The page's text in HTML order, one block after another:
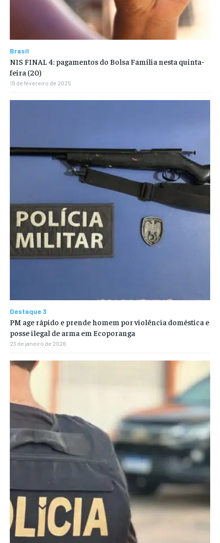
Brasil
NIS FINAL 4: pagamentos do Bolsa Família nesta quinta-
feira (20)
19 de fevereiro de 2025
Destaque 3
PM age rápido e prende homem por violência doméstica e
posse ilegal de arma em Ecoporanga
23 de janeiro de 2026